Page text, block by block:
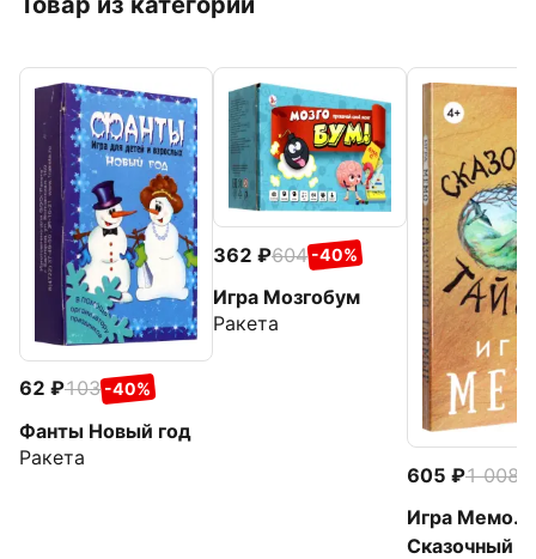
62 103 -40%
Фанты Новый год
Ракета
362 604 -40%
Игра Мозгобум
Ракета
605 1 008
Игра Мемо.
Сказочный